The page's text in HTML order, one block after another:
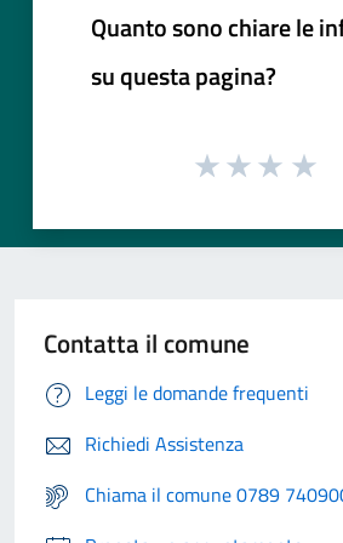
Quanto sono chiare le
su questa pagina?
Contatta il comune
Leggi le domande frequenti
Richiedi Assistenza
Chiama il comune 0789